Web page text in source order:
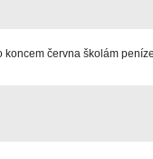
koncem června školám